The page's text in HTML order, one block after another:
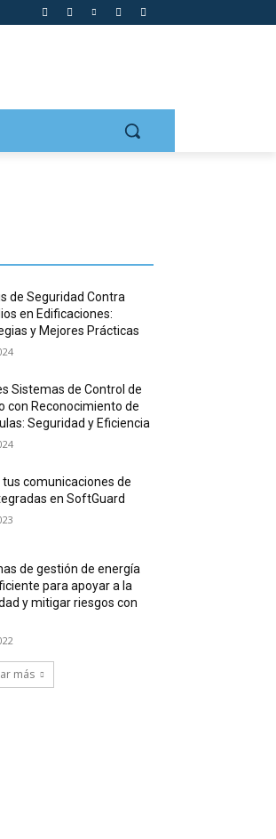
de Seguridad Contra
en Edificaciones:
y Mejores Prácticas
Sistemas de Control de
con Reconocimiento de
Seguridad y Eficiencia
tus comunicaciones de
en SoftGuard
de gestión de energía
para apoyar a la
y mitigar riesgos con
más